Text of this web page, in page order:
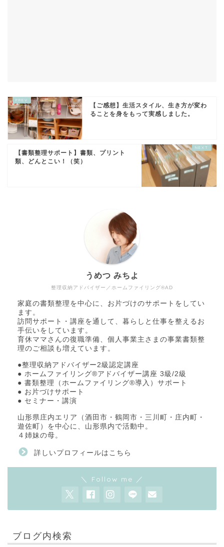
【ご感想】生活スタイル、生き方が変わ
ることを身をもって実感しました。
【書類整理サポート】書類、プリント
類、どんとこい！（笑）
整理収納アドバイザー／ホームファイリング®AD
うめつ みちよ
家庭の書類整理を中心に、お片づけのサポートをしてい
ます。
訪問サポート・講座を通して、暮らしと仕事を整えるお
手伝いをしています。
育休ママさんの復職準備、個人事業主さまの事業書類整
理のご相談も増えています。
●整理収納アドバイザー2級認定講座
● ホームファイリング®アドバイザー講座 3級/2級
● 書類整理（ホームファイリング®導入）サポート
● お片づけサポート
● セミナー・講演
山形県庄内エリア（酒田市・鶴岡市・三川町・庄内町・
遊佐町）を中心に、山形県内で活動中。
４姉妹の母。
詳しいプロフィールはこちら
＼ Follow me ／
ブログ内検索